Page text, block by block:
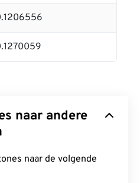
naar andere
naar de volgende